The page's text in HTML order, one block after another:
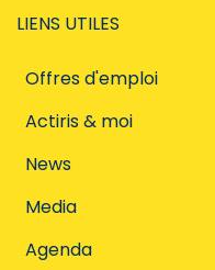
LIENS UTILES
Offres d'emploi
Actiris & moi
News
Media
Agenda